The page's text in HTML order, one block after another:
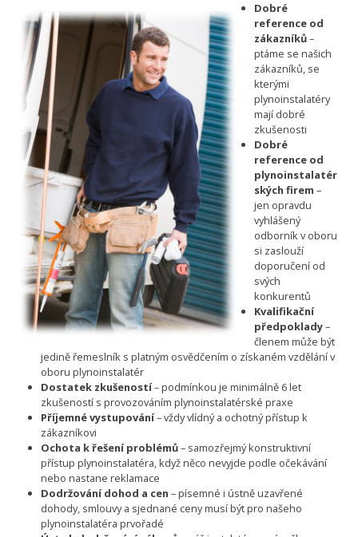
Dobré
reference od
zákazníků–
ptáme se našich
zákazníků, se
kterými
plynoinstalatéry
mají dobré
zkušenosti
Dobré
reference od
plynoinstalatér
ských firem –
jen opravdu
vyhlášený
odborník v oboru
si zaslouží
doporučení od
svých
konkurentů
Kvalifikační
předpoklady–
členem může být
jedině řemeslník s platným osvědčením o získaném vzdělání v
oboru plynoinstalatér
Dostatek zkušeností– podmínkou je minimálně 6 let
zkušeností s provozováním plynoinstalatérské praxe
Příjemné vystupování– vždy vlídný a ochotný přístup k
zákazníkovi
Ochota k řešení problémů– samozřejmý konstruktivní
přístup plynoinstalatéra, když něco nevyjde podle očekávání
nebo nastane reklamace
Dodržování dohod a cen – písemné i ústně uzavřené
dohody, smlouvy a sjednané ceny musí být pro našeho
plynoinstalatéra prvořadé